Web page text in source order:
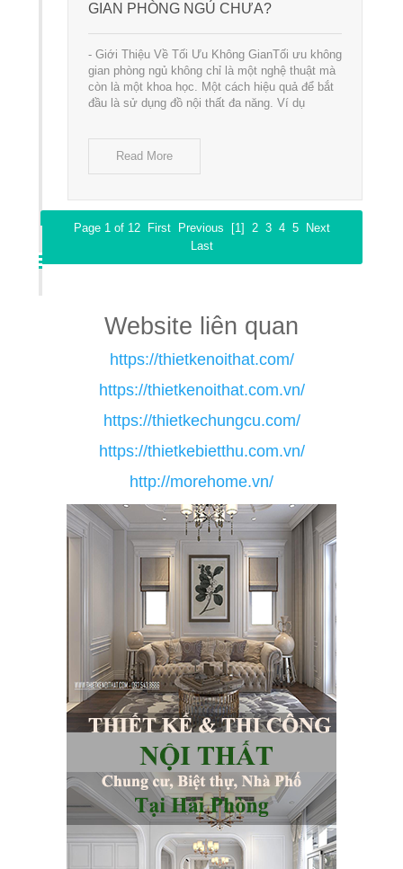
GIAN PHÒNG NGỦ CHƯA?
- Giới Thiệu Về Tối Ưu Không GianTối ưu không
gian phòng ngủ không chỉ là một nghệ thuật mà
còn là một khoa học. Một cách hiệu quả để bắt
đầu là sử dụng đồ nội thất đa năng. Ví dụ
Read More
Page 1 of 12 First Previous [1] 2 3 4 5
Next
Last
Website liên quan
https://thietkenoithat.com/
https://thietkenoithat.com.vn/
https://thietkechungcu.com/
https://thietkebietthu.com.vn/
http://morehome.vn/